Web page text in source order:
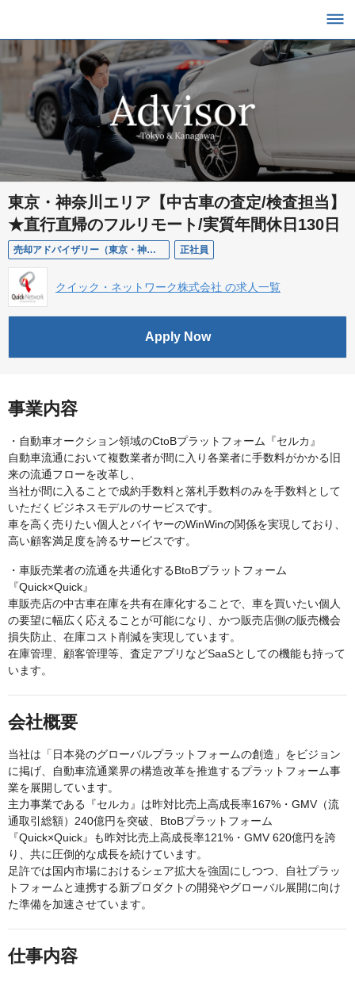
東京・神奈川エリア【中古車の査定/検査担当】
★直行直帰のフルリモート/実質年間休日130日
売却アドバイザリー（東京・神奈川エリア） 正社員
クイック・ネットワーク株式会社 の求人一覧
Apply Now
事業内容
・自動車オークション領域のCtoBプラットフォーム『セルカ』
自動車流通において複数業者が間に入り各業者に手数料がかかる旧
来の流通フローを改革し、
当社が間に入ることで成約手数料と落札手数料のみを手数料として
いただくビジネスモデルのサービスです。
車を高く売りたい個人とバイヤーのWinWinの関係を実現しており、
高い顧客満足度を誇るサービスです。
・車販売業者の流通を共通化するBtoBプラットフォーム
『Quick×Quick』
車販売店の中古車在庫を共有在庫化することで、車を買いたい個人
の要望に幅広く応えることが可能になり、かつ販売店側の販売機会
損失防止、在庫コスト削減を実現しています。
在庫管理、顧客管理等、査定アプリなどSaaSとしての機能も持って
います。
会社概要
当社は「日本発のグローバルプラットフォームの創造」をビジョン
に掲げ、自動車流通業界の構造改革を推進するプラットフォーム事
業を展開しています。
主力事業である『セルカ』は昨対比売上高成長率167%・GMV（流
通取引総額）240億円を突破、BtoBプラットフォーム
『Quick×Quick』も昨対比売上高成長率121%・GMV 620億円を誇
り、共に圧倒的な成長を続けています。
足許では国内市場におけるシェア拡大を強固にしつつ、自社プラッ
トフォームと連携する新プロダクトの開発やグローバル展開に向け
た準備を加速させています。
仕事内容